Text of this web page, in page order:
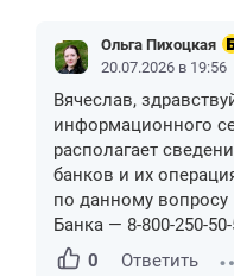
Ольга Пихоцкая
20.07.2026 в 19:56
Вячеслав,
информационного
располагает
банков и их
по данному
Банка — 8-800-250-
0
Ответить